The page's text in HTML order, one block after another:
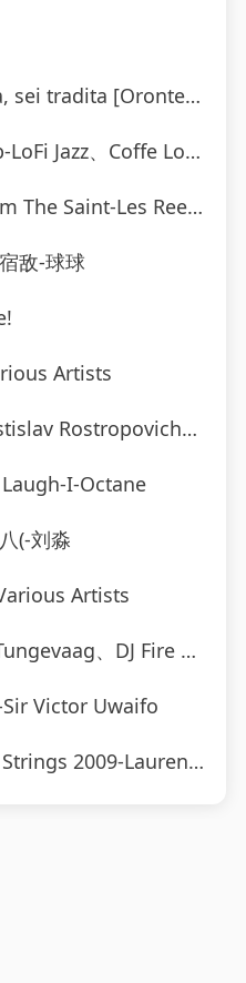
[Oronte, Alcina]-william christie
、Sleepy Lofi Vibes、Chill LoFi Cafe
Saint-Les Reed Brass
敌-球球
Artists
Boston Symphony Orchestra、小澤征爾
I-Octane
(-刘淼
Artists
、DJ Fire House
Sir Victor Uwaifo
2009-Laurent Wolf